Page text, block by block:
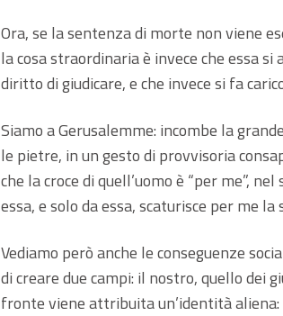
Ora, se la sentenza di morte non viene
la cosa straordinaria è invece che essa
diritto di giudicare, e che invece si fa
Siamo a Gerusalemme: incombe la
le pietre, in un gesto di provvisoria
che la croce di quell’uomo è “per me”,
essa, e solo da essa, scaturisce per me
Vediamo però anche le conseguenze
di creare due campi: il nostro, quello dei
fronte viene attribuita un’identità